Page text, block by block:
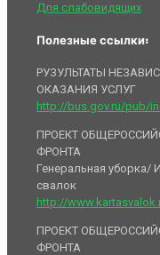
Для слабовидящих
Полезные ссылки:
РУЗУЛЬТАТЫ
ОКАЗАНИЯ УСЛУГ
http://bus.gov.ru/pub/
ПРОЕКТ
ФРОНТА
Генеральная уборка/
свалок
http://
ПРОЕКТ
ФРОНТА